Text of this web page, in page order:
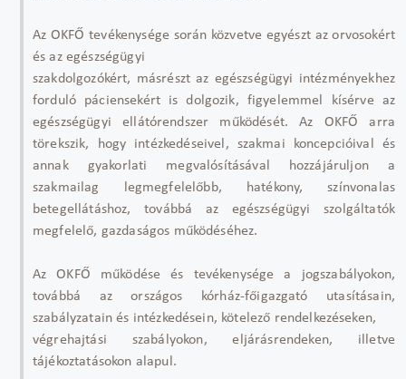
Az OKFŐ tevékenysége során közvetve egyészt az orvosokért
és az egészségügyi
szakdolgozókért, másrészt az egészségügyi intézményekhez
forduló páciensekért is dolgozik, figyelemmel kísérve az
egészségügyi ellátórendszer működését. Az OKFŐ arra
törekszik, hogy intézkedéseivel, szakmai koncepcióival és
annak gyakorlati megvalósításával hozzájáruljon a
szakmailag legmegfelelőbb, hatékony, színvonalas
betegellátáshoz, továbbá az egészségügyi szolgáltatók
megfelelő, gazdaságos működéséhez.
Az OKFŐ működése és tevékenysége a jogszabályokon,
továbbá az országos kórház-főigazgató utasításain,
szabályzatain és intézkedésein, kötelező rendelkezéseken,
végrehajtási szabályokon, eljárásrendeken, illetve
tájékoztatásokon alapul.